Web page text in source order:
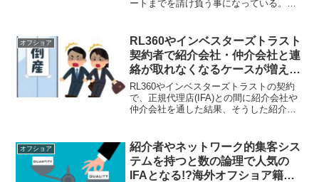
ートまでを請け負う事になっている。紹
は問題が起こった時にとかげのしっぽ切
りとなる事を知るべし。
オフショア
RL360やインベスターズトラスト
契約者で紹介会社・仲介会社と連
絡が取れなくなるケースが増えて
いる？正規代理店=IFAと直接繋が
れ！
RL360やインベスターズトラストの契約
で、正規代理店(IFA)との間に紹介会社や
仲介会社を通した結果、そうした紹介会
が多い。IFAとは直接繋がるのが原理原則
なので正しく契約しよう。
オフショア
紹介者やネットワーク的集客シス
テムを持つと数の論理で人気の
IFAとなる!?海外オフショア籍の